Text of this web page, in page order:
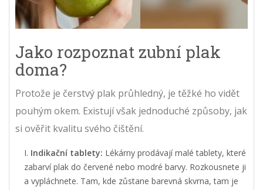
Jako rozpoznat zubní plak
doma?
Protože je čerstvý plak průhledný, je těžké ho vidět
pouhým okem. Existují však jednoduché způsoby, jak
si ověřit kvalitu svého čištění.
Indikační tablety: Lékárny prodávají malé tablety, které
zabarví plak do červené nebo modré barvy. Rozkousnete ji
a vypláchnete. Tam, kde zůstane barevná skvrna, tam je